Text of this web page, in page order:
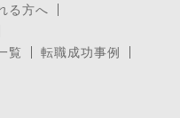
る方へ
覧
転職成功事例